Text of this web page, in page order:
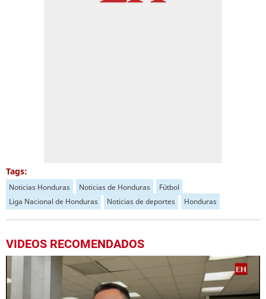
Tags:
Noticias Honduras Noticias de Honduras
Fútbol
Liga Nacional de Honduras
Noticias de deportes Honduras
VIDEOS RECOMENDADOS